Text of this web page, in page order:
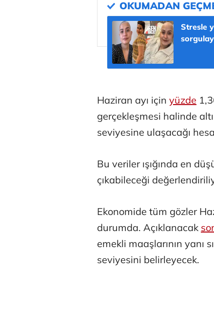
Stresle
Haziran ayı için yüzde
gerçekleşmesi halinde
seviyesine ulaşacağı
Bu veriler ışığında en
çıkabileceği
Ekonomide tüm gözler
durumda. Açıklanacak
emekli maaşlarının yanı
seviyesini belirleyecek.